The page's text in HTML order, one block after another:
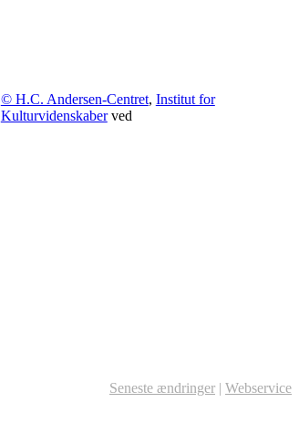
© H.C. Andersen-Centret, Institut for
Kulturvidenskaberved
Seneste ændringer | Webservice